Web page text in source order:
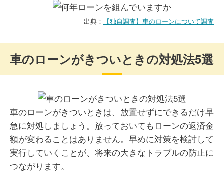
出典： 【独自調査】車のローンについて調査
車のローンがきついときの対処法5選
車のローンがきついときは、放置せずにできるだけ早
急に対処しましょう。放っておいてもローンの返済金
額が変わることはありません。早めに対策を検討して
実行していくことが、将来の大きなトラブルの防止に
つながります。